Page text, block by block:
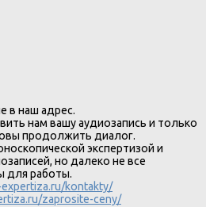
в наш адрес.
нам вашу аудиозапись и только
продолжить диалог.
экспертизой и
но далеко не все
для работы.
kontakty/
zaprosite-ceny/